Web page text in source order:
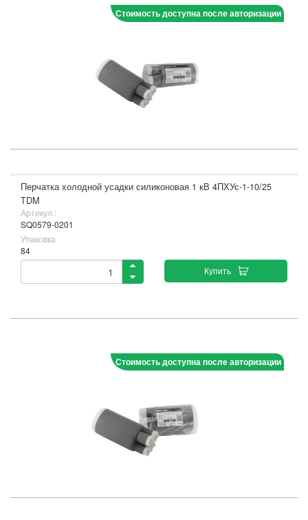
Стоимость доступна после авторизации
Перчатка холодной усадки силиконовая 1 кВ 4ПХУс-1-10/25
TDM
Артикул :
SQ0579-0201
Упаковка
84
Купить
Стоимость доступна после авторизации